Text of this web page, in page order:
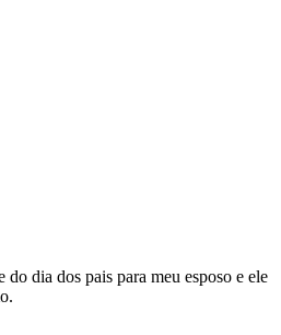
dia dos pais para meu esposo e ele